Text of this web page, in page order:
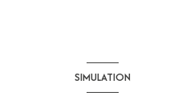
SIMULATION